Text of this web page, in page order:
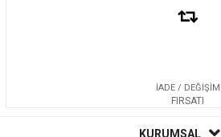
İADE / DEĞİŞİM
FIRSATI
KURUMSAL